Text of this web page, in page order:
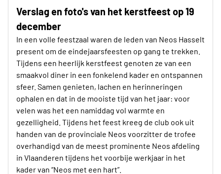
Verslag en foto's van het kerstfeest op 19
december
In een volle feestzaal waren de leden van Neos Hasselt
present om de eindejaarsfeesten op gang te trekken.
Tijdens een heerlijk kerstfeest genoten ze van een
smaakvol diner in een fonkelend kader en ontspannen
sfeer. Samen genieten, lachen en herinneringen
ophalen en dat in de mooiste tijd van het jaar: voor
velen was het een namiddag vol warmte en
gezelligheid. Tijdens het feest kreeg de club ook uit
handen van de provinciale Neos voorzitter de trofee
overhandigd van de meest prominente Neos afdeling
in Vlaanderen tijdens het voorbije werkjaar in het
kader van “Neos met een hart”.